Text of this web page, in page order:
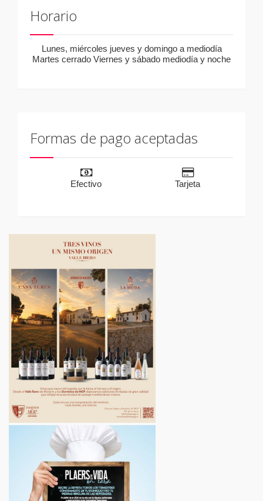
Horario
Lunes, miércoles jueves y domingo a mediodía
Martes cerrado Viernes y sábado mediodía y noche
Formas de pago aceptadas
Efectivo Tarjeta